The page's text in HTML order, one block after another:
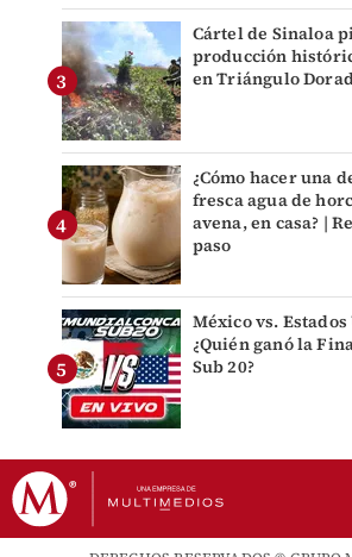
Cártel de Sinaloa
producción
en Triángulo
¿Cómo hacer una
fresca agua de
avena, en casa? |
paso
México vs.
¿Quién ganó la
Sub 20?